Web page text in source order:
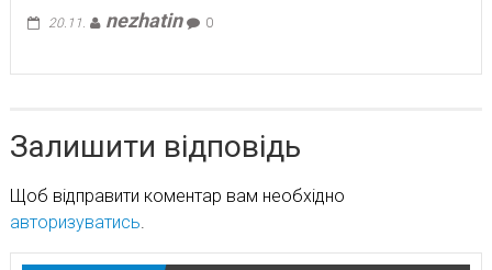
20.11. nezhatin 0
Залишити відповідь
Щоб відправити коментар вам необхідно
авторизуватись